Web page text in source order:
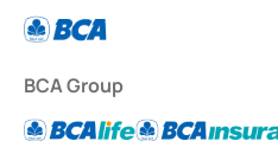
BCA Group